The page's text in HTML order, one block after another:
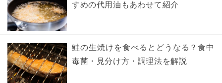
すめの代用油もあわせて紹介
鮭の生焼けを食べるとどうなる？食中
毒菌・見分け方・調理法を解説